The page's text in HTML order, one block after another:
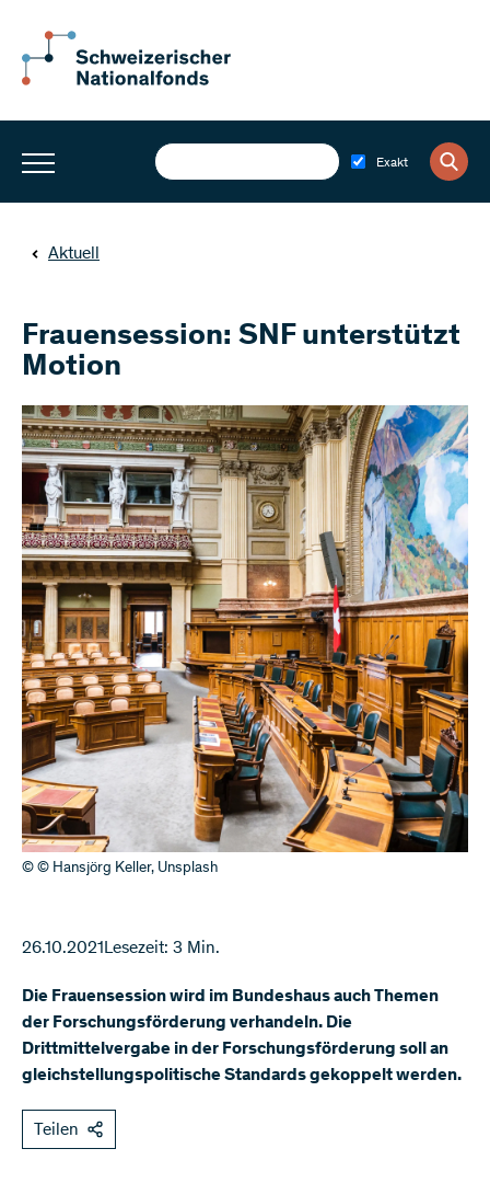
Exakt
Aktuell
Frauensession: SNF unterstützt
Motion
© © Hansjörg Keller, Unsplash
26.10.2021 Lesezeit: 3 Min.
Die Frauensession wird im Bundeshaus auch Themen
der Forschungsförderung verhandeln. Die
Drittmittelvergabe in der Forschungsförderung soll an
gleichstellungspolitische Standards gekoppelt werden.
Teilen